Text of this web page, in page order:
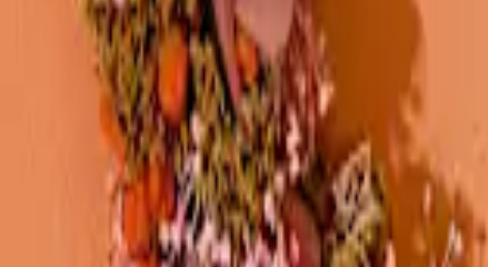
Pflanzen im Topf: Dauerhaft schöne
Du möchtestBlumen verschicken, bist aber auf der Suche nach
Pflanzen, die mit lebendigem Grün oder anderen kraftvollen
Anlässe geeignet sind und immer für ein Lächeln beim Empfänger
Wann solltest du eine Pflanze
So schön ein bunter Blumenstrauß auch sein mag, es lässt sich
Wochen, Monate, ja sogar Jahre begleiten. Schon allein aus
unerschütterliche Liebe oder einfach nur gute Wünsche, die lange